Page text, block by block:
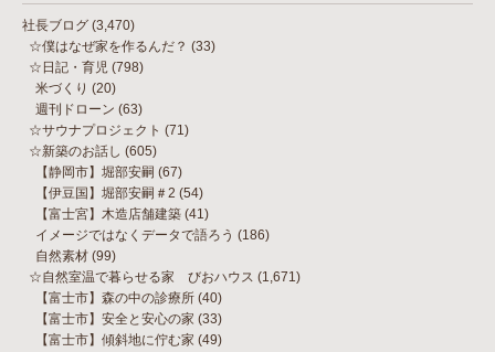
社長ブログ (3,470)
☆僕はなぜ家を作るんだ？ (33)
☆日記・育児 (798)
米づくり (20)
週刊ドローン (63)
☆サウナプロジェクト (71)
☆新築のお話し (605)
【静岡市】堀部安嗣 (67)
【伊豆国】堀部安嗣＃2 (54)
【富士宮】木造店舗建築 (41)
イメージではなくデータで語ろう (186)
自然素材 (99)
☆自然室温で暮らせる家 びおハウス (1,671)
【富士市】森の中の診療所 (40)
【富士市】安全と安心の家 (33)
【富士市】傾斜地に佇む家 (49)